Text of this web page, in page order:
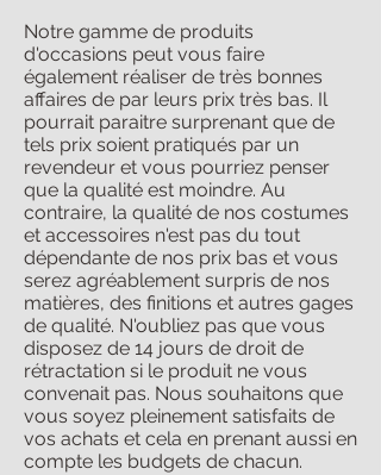
Notre gamme de produits
d'occasions peut vous faire
également réaliser de très bonnes
affaires de par leurs prix très bas. Il
pourrait paraitre surprenant que de
tels prix soient pratiqués par un
revendeur et vous pourriez penser
que la qualité est moindre. Au
contraire, la qualité de nos costumes
et accessoires n'est pas du tout
dépendante de nos prix bas et vous
serez agréablement surpris de nos
matières, des finitions et autres gages
de qualité. N'oubliez pas que vous
disposez de 14 jours de droit de
rétractation si le produit ne vous
convenait pas. Nous souhaitons que
vous soyez pleinement satisfaits de
vos achats et cela en prenant aussi en
compte les budgets de chacun.